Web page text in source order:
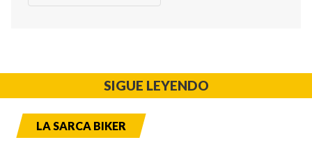
SIGUE LEYENDO
LA SARCA BIKER